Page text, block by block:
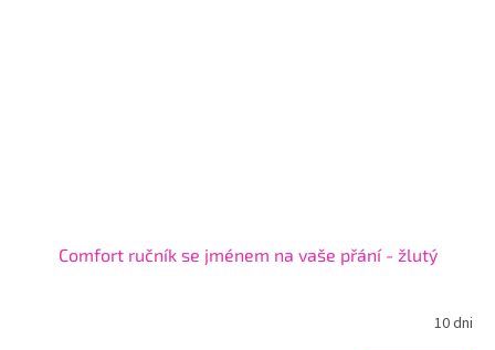
Comfort ručník se jménem na vaše přání - žlutý
10 dni